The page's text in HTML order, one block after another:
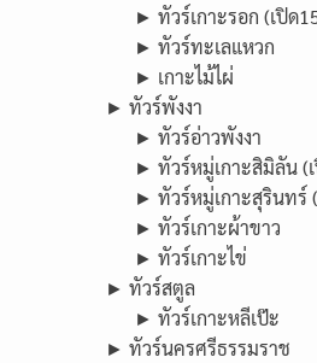
► ทัวร์เกาะรอก (เปิด
► ทัวร์ทะเลแหวก
► เกาะไม้ไผ่
► ทัวร์พังงา
► ทัวร์อ่าวพังงา
► ทัวร์หมู่เกาะสิมิลัน (
► ทัวร์หมู่เกาะสุรินทร์
► ทัวร์เกาะผ้าขาว
► ทัวร์เกาะไข่
► ทัวร์สตูล
► ทัวร์เกาะหลีเป๊ะ
► ทัวร์นครศรีธรรมราช